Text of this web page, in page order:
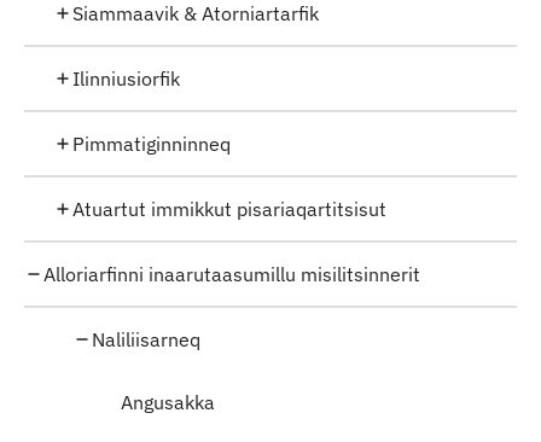
Siammaavik & Atorniartarfik
Ilinniusiorfik
Pimmatiginninneq
Atuartut immikkut pisariaqartitsisut
Alloriarfinni inaarutaasumillu misilitsinnerit
Naliliisarneq
Angusakka